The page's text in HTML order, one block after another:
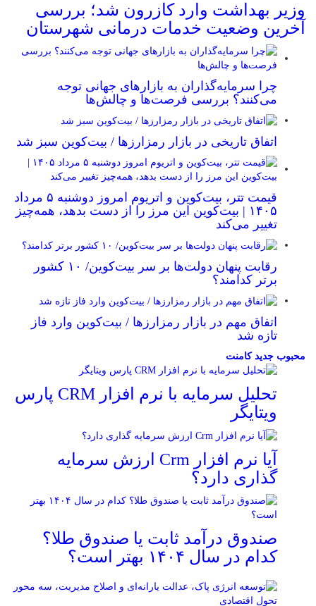
وزیر بهداشت وارد کازرون شد؛ بررسی
آخرین وضعیت خدمات درمانی شهرستان
چرا سرمایه‌گذاران به بازارهای جهانی توجه
می‌کنند؟ بررسی فرصت‌ها و چالش‌ها
اتفاق تاریخی در بازار رمزارزها / بیت‌کوین سبز شد
قیمت تتر، بیت‌کوین و اتریوم امروز دوشنبه ۵ مرداد
۱۴۰۵ | بیت‌کوین این مرز را از دست بدهد، همه‌چیز
تغییر می‌کند
رقابت پنهان دولت‌ها بر سر بیت‌کوین/ ۱۰ کشور
برتر کدامند؟
اتفاق مهم در بازار رمزارزها / بیت‌کوین وارد فاز
تازه شد
محبوب جدیدکامنت
تحلیل سرمایه با نرم افزار CRM پارس
ویتایگر
آیا نرم افزار Crm ارزش سرمایه
گذاری دارد؟
صندوق درآمد ثابت یا صندوق طلا؟
کدام در سال ۱۴۰۴ بهتر است؟